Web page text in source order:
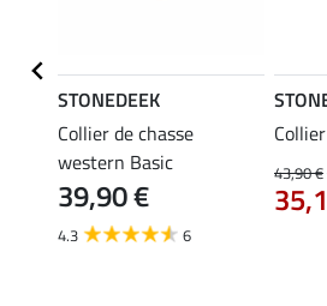
STONEDEEK
Collier de chasse
western Basic
39,90 €
4.3 6
43,90 €